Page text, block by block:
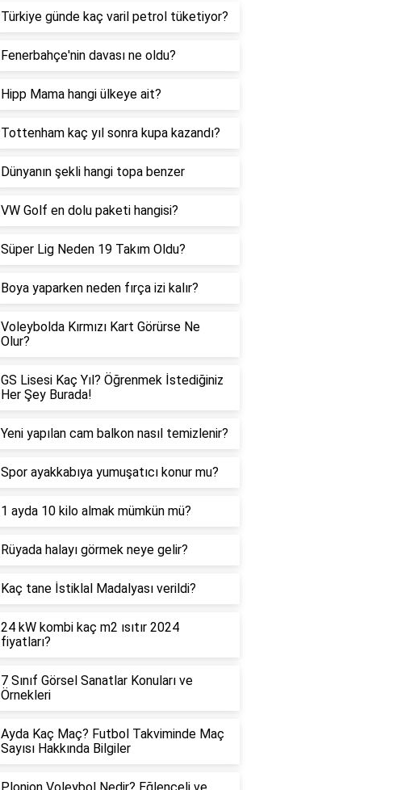
Türkiye günde kaç varil petrol tüketiyor?
Fenerbahçe'nin davası ne oldu?
Hipp Mama hangi ülkeye ait?
Tottenham kaç yıl sonra kupa kazandı?
Dünyanın şekli hangi topa benzer
VW Golf en dolu paketi hangisi?
Süper Lig Neden 19 Takım Oldu?
Boya yaparken neden fırça izi kalır?
Voleybolda Kırmızı Kart Görürse Ne
Olur?
GS Lisesi Kaç Yıl? Öğrenmek İstediğiniz
Her Şey Burada!
Yeni yapılan cam balkon nasıl temizlenir?
Spor ayakkabıya yumuşatıcı konur mu?
1 ayda 10 kilo almak mümkün mü?
Rüyada halayı görmek neye gelir?
Kaç tane İstiklal Madalyası verildi?
24 kW kombi kaç m2 ısıtır 2024
fiyatları?
7 Sınıf Görsel Sanatlar Konuları ve
Örnekleri
Ayda Kaç Maç? Futbol Takviminde Maç
Sayısı Hakkında Bilgiler